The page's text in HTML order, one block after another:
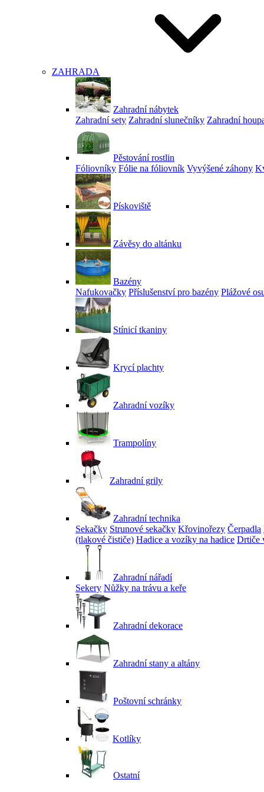
ZAHRADA
Zahradní nábytek
Zahradní sety Zahradní slunečníky Zahradní
Pěstování rostlin
Fóliovníky Fólie na fóliovník Vyvýšené záhony
Pískoviště
Závěsy do altánku
Bazény
Nafukovačky Příslušenství pro bazény Plážové
Stínicí tkaniny
Krycí plachty
Zahradní vozíky
Trampolíny
Zahradní grily
Zahradní technika
Sekačky Strunové sekačky Křovinořezy Čerpadla
(tlakové čističe) Hadice a vozíky na hadice Drtiče
Zahradní nářadí
Sekery Nůžky na trávu a keře
Zahradní dekorace
Zahradní stany a altány
Poštovní schránky
Kotlíky
Ostatní